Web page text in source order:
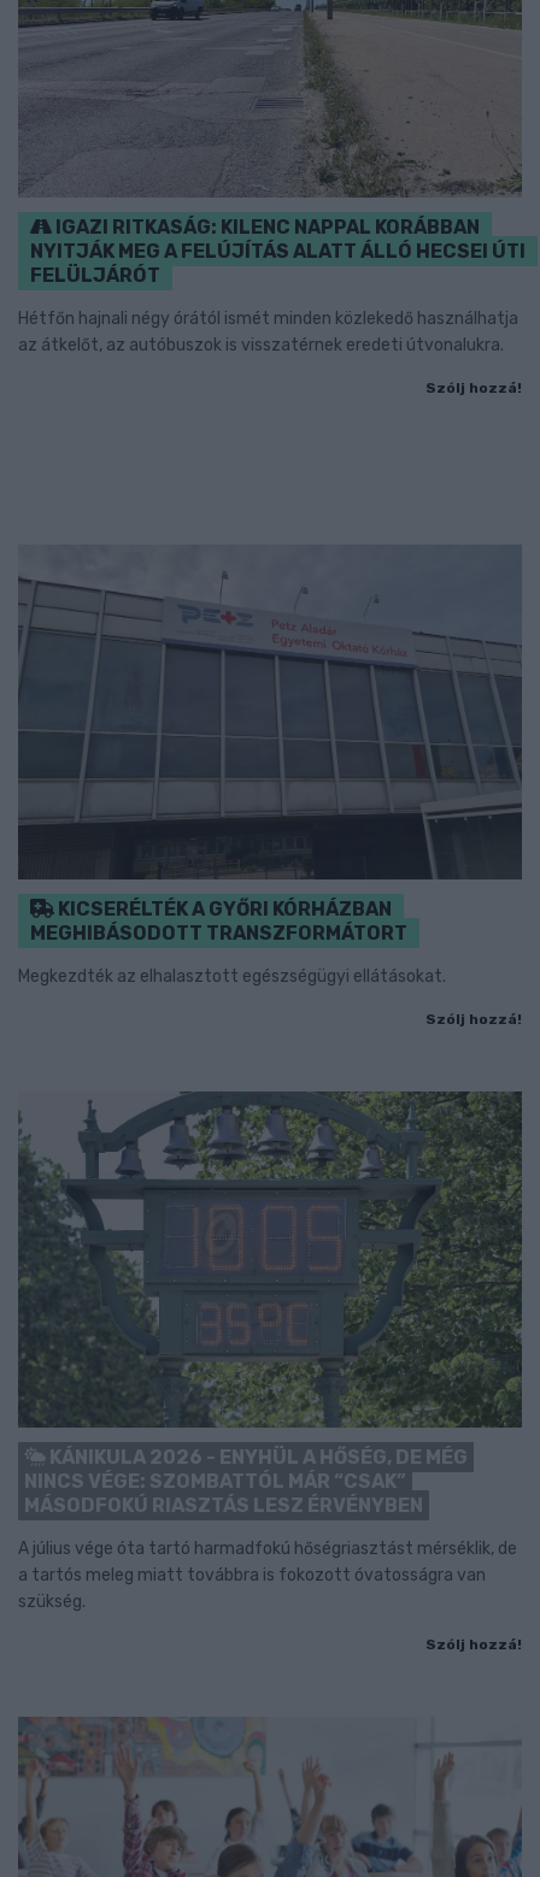
IGAZI RITKASÁG: KILENC NAPPAL KORÁBBAN
NYITJÁK MEG A FELÚJÍTÁS ALATT ÁLLÓ HECSEI ÚTI
FELÜLJÁRÓT
Hétfőn hajnali négy órától ismét minden közlekedő használhatja
az átkelőt, az autóbuszok is visszatérnek eredeti útvonalukra.
Szólj hozzá!
KICSERÉLTÉK A GYŐRI KÓRHÁZBAN
MEGHIBÁSODOTT TRANSZFORMÁTORT
Megkezdték az elhalasztott egészségügyi ellátásokat.
Szólj hozzá!
KÁNIKULA 2026 - ENYHÜL A HŐSÉG, DE MÉG
NINCS VÉGE: SZOMBATTÓL MÁR “CSAK”
MÁSODFOKÚ RIASZTÁS LESZ ÉRVÉNYBEN
A július vége óta tartó harmadfokú hőségriasztást mérséklik, de
a tartós meleg miatt továbbra is fokozott óvatosságra van
szükség.
Szólj hozzá!